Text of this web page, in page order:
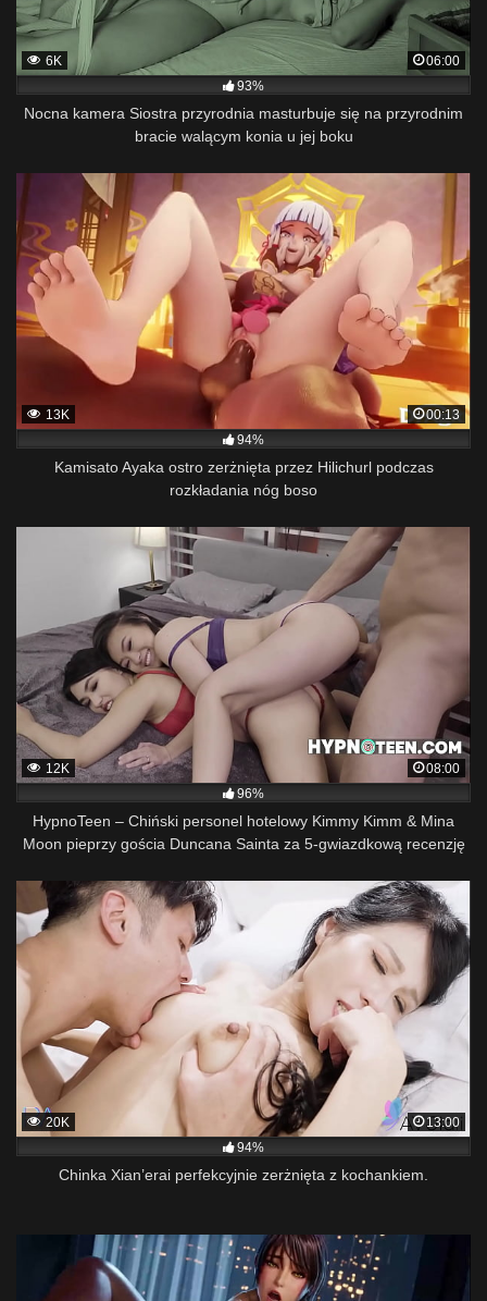
6K
06:00
93%
Nocna kamera Siostra przyrodnia masturbuje się na przyrodnim
bracie walącym konia u jej boku
13K
00:13
94%
Kamisato Ayaka ostro zerżnięta przez Hilichurl podczas
rozkładania nóg boso
12K
08:00
96%
HypnoTeen – Chiński personel hotelowy Kimmy Kimm & Mina
Moon pieprzy gościa Duncana Sainta za 5-gwiazdkową recenzję
20K
13:00
94%
Chinka Xian’erai perfekcyjnie zerżnięta z kochankiem.